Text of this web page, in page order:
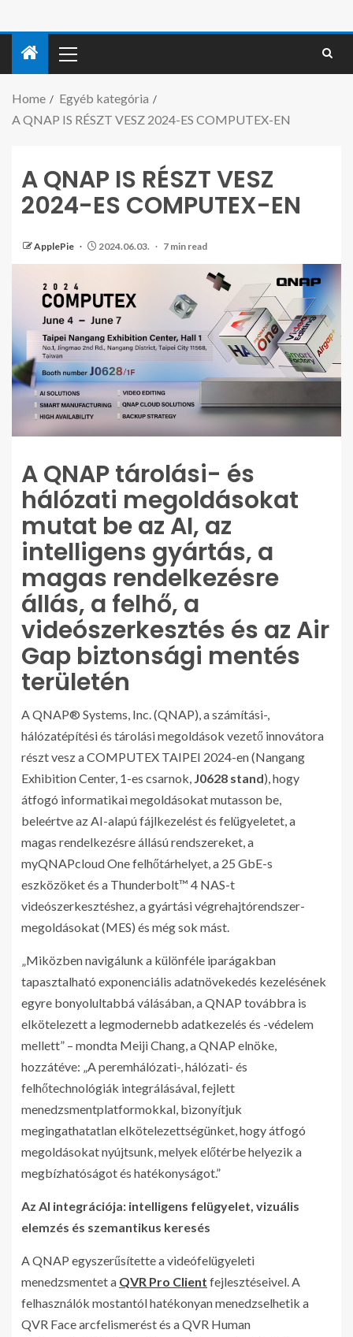
Home
Egyéb kategória
A QNAP IS RÉSZT VESZ 2024-ES COMPUTEX-EN
A QNAP IS RÉSZT VESZ
2024-ES COMPUTEX-EN
ApplePie 2024.06.03. 7 min read
A QNAP tárolási- és
hálózati megoldásokat
mutat be az AI, az
intelligens gyártás, a
magas rendelkezésre
állás, a felhő, a
videószerkesztés és az Air
Gap biztonsági mentés
területén
A QNAP® Systems, Inc. (QNAP), a számítási-,
hálózatépítési és tárolási megoldások vezető innovátora
részt vesz a COMPUTEX TAIPEI 2024-en (Nangang
Exhibition Center, 1-es csarnok, J0628 stand), hogy
átfogó informatikai megoldásokat mutasson be,
beleértve az AI-alapú fájlkezelést és felügyeletet, a
magas rendelkezésre állású rendszereket, a
myQNAPcloud One felhőtárhelyet, a 25 GbE-s
eszközöket és a Thunderbolt™ 4 NAS-t
videószerkesztéshez, a gyártási végrehajtórendszer-
megoldásokat (MES) és még sok mást.
„Miközben navigálunk a különféle iparágakban
tapasztalható exponenciális adatnövekedés kezelésének
egyre bonyolultabbá válásában, a QNAP továbbra is
elkötelezett a legmodernebb adatkezelés és -védelem
mellett” – mondta Meiji Chang, a QNAP elnöke,
hozzátéve: „A peremhálózati-, hálózati- és
felhőtechnológiák integrálásával, fejlett
menedzsmentplatformokkal, bizonyítjuk
megingathatatlan elkötelezettségünket, hogy átfogó
megoldásokat nyújtsunk, melyek előtérbe helyezik a
megbízhatóságot és hatékonyságot.”
Az AI integrációja: intelligens felügyelet, vizuális
elemzés és szemantikus keresés
A QNAP egyszerűsítette a videófelügyeleti
menedzsmentet a QVR Pro Client fejlesztéseivel. A
felhasználók mostantól hatékonyan menedzselhetik a
QVR Face arcfelismerést és a QVR Human